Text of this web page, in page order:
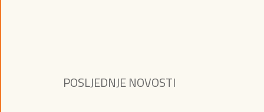
POSLJEDNJE NOVOSTI